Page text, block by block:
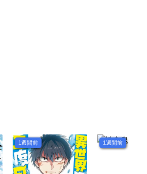
1週間前 1週間前